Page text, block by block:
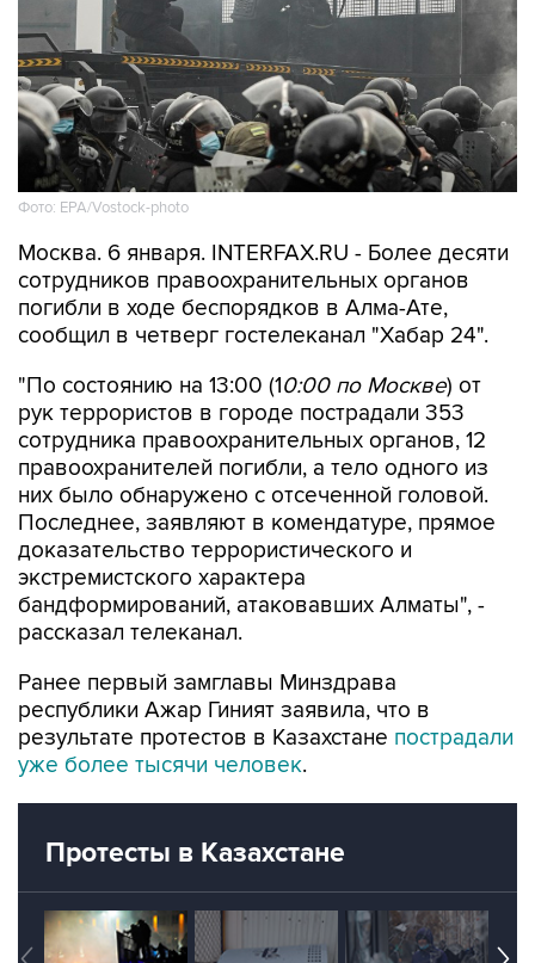
Фото: EPA/Vostock-photo
Москва. 6 января. INTERFAX.RU - Более десяти
сотрудников правоохранительных органов
погибли в ходе беспорядков в Алма-Ате,
сообщил в четверг гостелеканал "Хабар 24".
"По состоянию на 13:00 (10:00 по Москве) от
рук террористов в городе пострадали 353
сотрудника правоохранительных органов, 12
правоохранителей погибли, а тело одного из
них было обнаружено с отсеченной головой.
Последнее, заявляют в комендатуре, прямое
доказательство террористического и
экстремистского характера
бандформирований, атаковавших Алматы", -
рассказал телеканал.
Ранее первый замглавы Минздрава
республики Ажар Гиният заявила, что в
результате протестов в Казахстане пострадали
уже более тысячи человек.
Протесты в Казахстане